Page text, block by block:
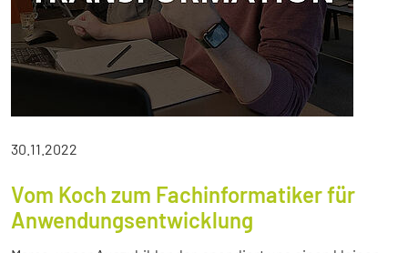
30.11.2022
Vom Koch zum Fachinformatiker für
Anwendungsentwicklung